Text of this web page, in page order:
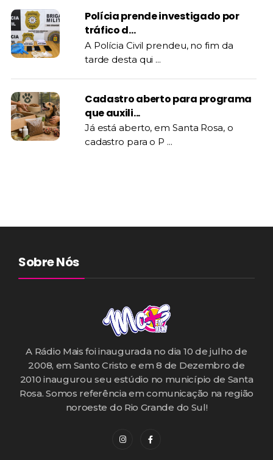
Polícia prende investigado por
tráfico d...
A Polícia Civil prendeu, no fim da
tarde desta qui ...
Cadastro aberto para programa
que auxili...
Já está aberto, em Santa Rosa, o
cadastro para o P ...
Sobre Nós
A Rádio Mais foi inaugurada no dia 10 de julho de
2008, em Santo Cristo e em 8 de Dezembro de
2010 inaugurou seu estúdio no município de Santa
Rosa. Somos referência em comunicação na região
noroeste do Rio Grande do Sul!